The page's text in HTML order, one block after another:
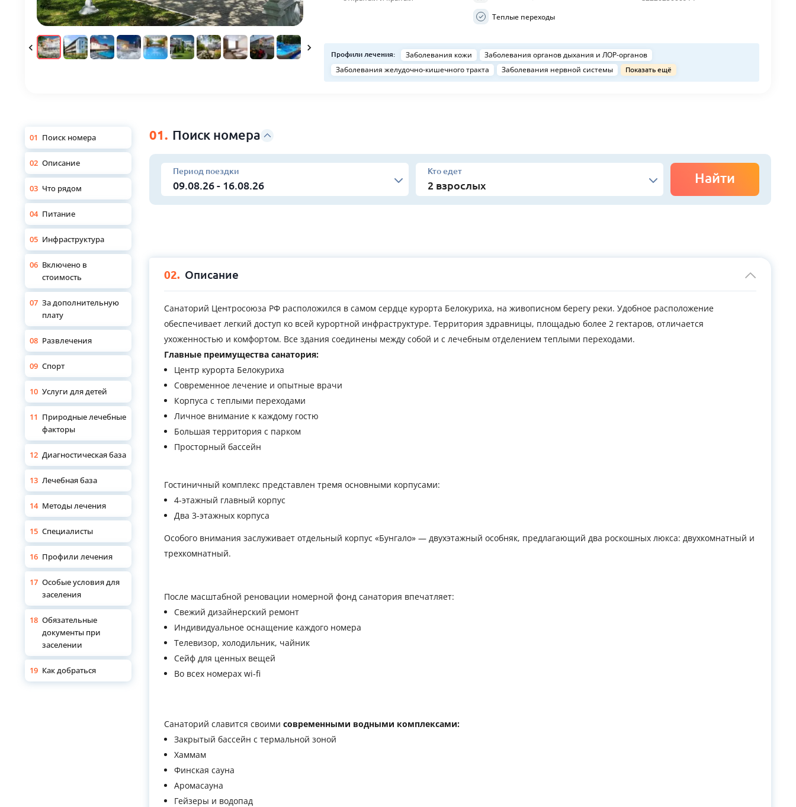
Теплые переходы
Профили лечения: Заболевания кожи
Заболевания органов дыхания и ЛОР-органов
Заболевания желудочно-кишечного тракта
Заболевания нервной системы Показать ещё
01 Поиск номера
02 Описание
03 Что рядом
04 Питание
05 Инфраструктура
06 Включено в
стоимость
07 За дополнительную
плату
08 Развлечения
09 Спорт
10 Услуги для детей
11 Природные лечебные
факторы
12 Диагностическая база
13 Лечебная база
14 Методы лечения
15 Специалисты
16 Профили лечения
17 Особые условия для
заселения
18 Обязательные
документы при
заселении
19 Как добраться
01. Поиск номера
Период поездки Кто едет Найти
02. Описание
Санаторий Центросоюза РФ расположился в самом сердце курорта Белокуриха, на живописном берегу реки. Удобное расположение
обеспечивает легкий доступ ко всей курортной инфраструктуре. Территория здравницы, площадью более 2 гектаров, отличается
ухоженностью и комфортом. Все здания соединены между собой и с лечебным отделением теплыми переходами.
Главные преимущества санатория:
Центр курорта Белокуриха
Современное лечение и опытные врачи
Корпуса с теплыми переходами
Личное внимание к каждому гостю
Большая территория с парком
Просторный бассейн
Гостиничный комплекс представлен тремя основными корпусами:
4-этажный главный корпус
Два 3-этажных корпуса
Особого внимания заслуживает отдельный корпус «Бунгало» — двухэтажный особняк, предлагающий два роскошных люкса: двухкомнатный и
трехкомнатный.
После масштабной реновации номерной фонд санатория впечатляет:
Свежий дизайнерский ремонт
Индивидуальное оснащение каждого номера
Телевизор, холодильник, чайник
Сейф для ценных вещей
Во всех номерах wi-fi
Санаторий славится своими современными водными комплексами:
Закрытый бассейн с термальной зоной
Хаммам
Финская сауна
Аромасауна
Гейзеры и водопад